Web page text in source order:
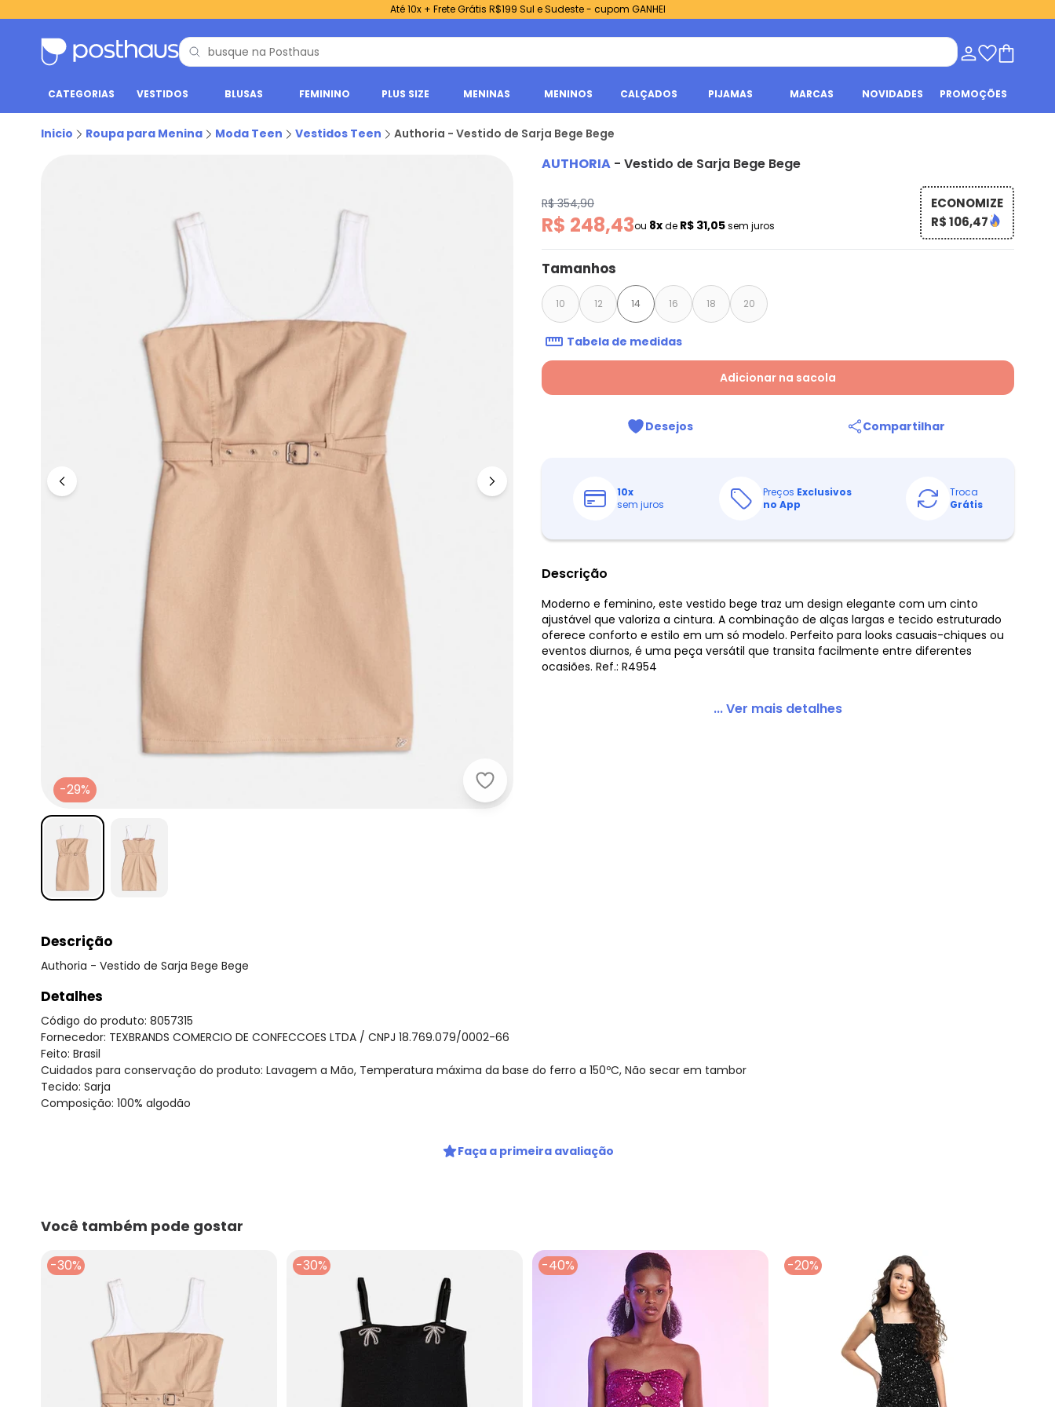
Até 10x + Frete Grátis R$199 Sul e Sudeste - cupom GANHEI
CATEGORIAS VESTIDOS BLUSAS FEMININO PLUS SIZE MENINAS MENINOS CALÇADOS PIJAMAS MARCAS NOVIDADES PROMOÇÕES
Inicio Roupa para Menina Moda Teen Vestidos Teen Authoria - Vestido de Sarja Bege Bege
Authoria - Vestido de Sarja Bege Bege
-29%
AUTHORIA - Vestido de Sarja Bege Bege
R$ 354,90
R$ 248,43ou 8xde R$ 31,05sem juros
ECONOMIZE
R$ 106,47
Tamanhos
10 12 14 16 18 20
Tabela de medidas
Adicionar na sacola
Desejos Compartilhar
10x
sem juros
Preços Exclusivos
no App
Troca
Grátis
Descrição
Moderno e feminino, este vestido bege traz um design elegante com um cinto
ajustável que valoriza a cintura. A combinação de alças largas e tecido estruturado
oferece conforto e estilo em um só modelo. Perfeito para looks casuais-chiques ou
eventos diurnos, é uma peça versátil que transita facilmente entre diferentes
ocasiões. Ref.: R4954
... Ver mais detalhes
Descrição
Authoria - Vestido de Sarja Bege Bege
Detalhes
Código do produto: 8057315
Fornecedor: TEXBRANDS COMERCIO DE CONFECCOES LTDA / CNPJ 18.769.079/0002-66
Feito: Brasil
Cuidados para conservação do produto: Lavagem a Mão, Temperatura máxima da base do ferro a 150ºC, Não secar em tambor
Tecido: Sarja
Composição: 100% algodão
Faça a primeira avaliação
Você também pode gostar
-30% -30% -40% -20%
Nome